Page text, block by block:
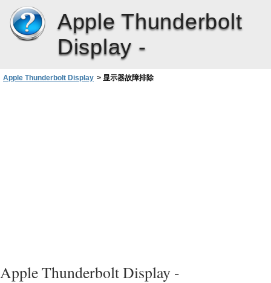
Apple Thunderbolt
Display -
Apple Thunderbolt Display > 显示器故障排除
Apple Thunderbolt Display -